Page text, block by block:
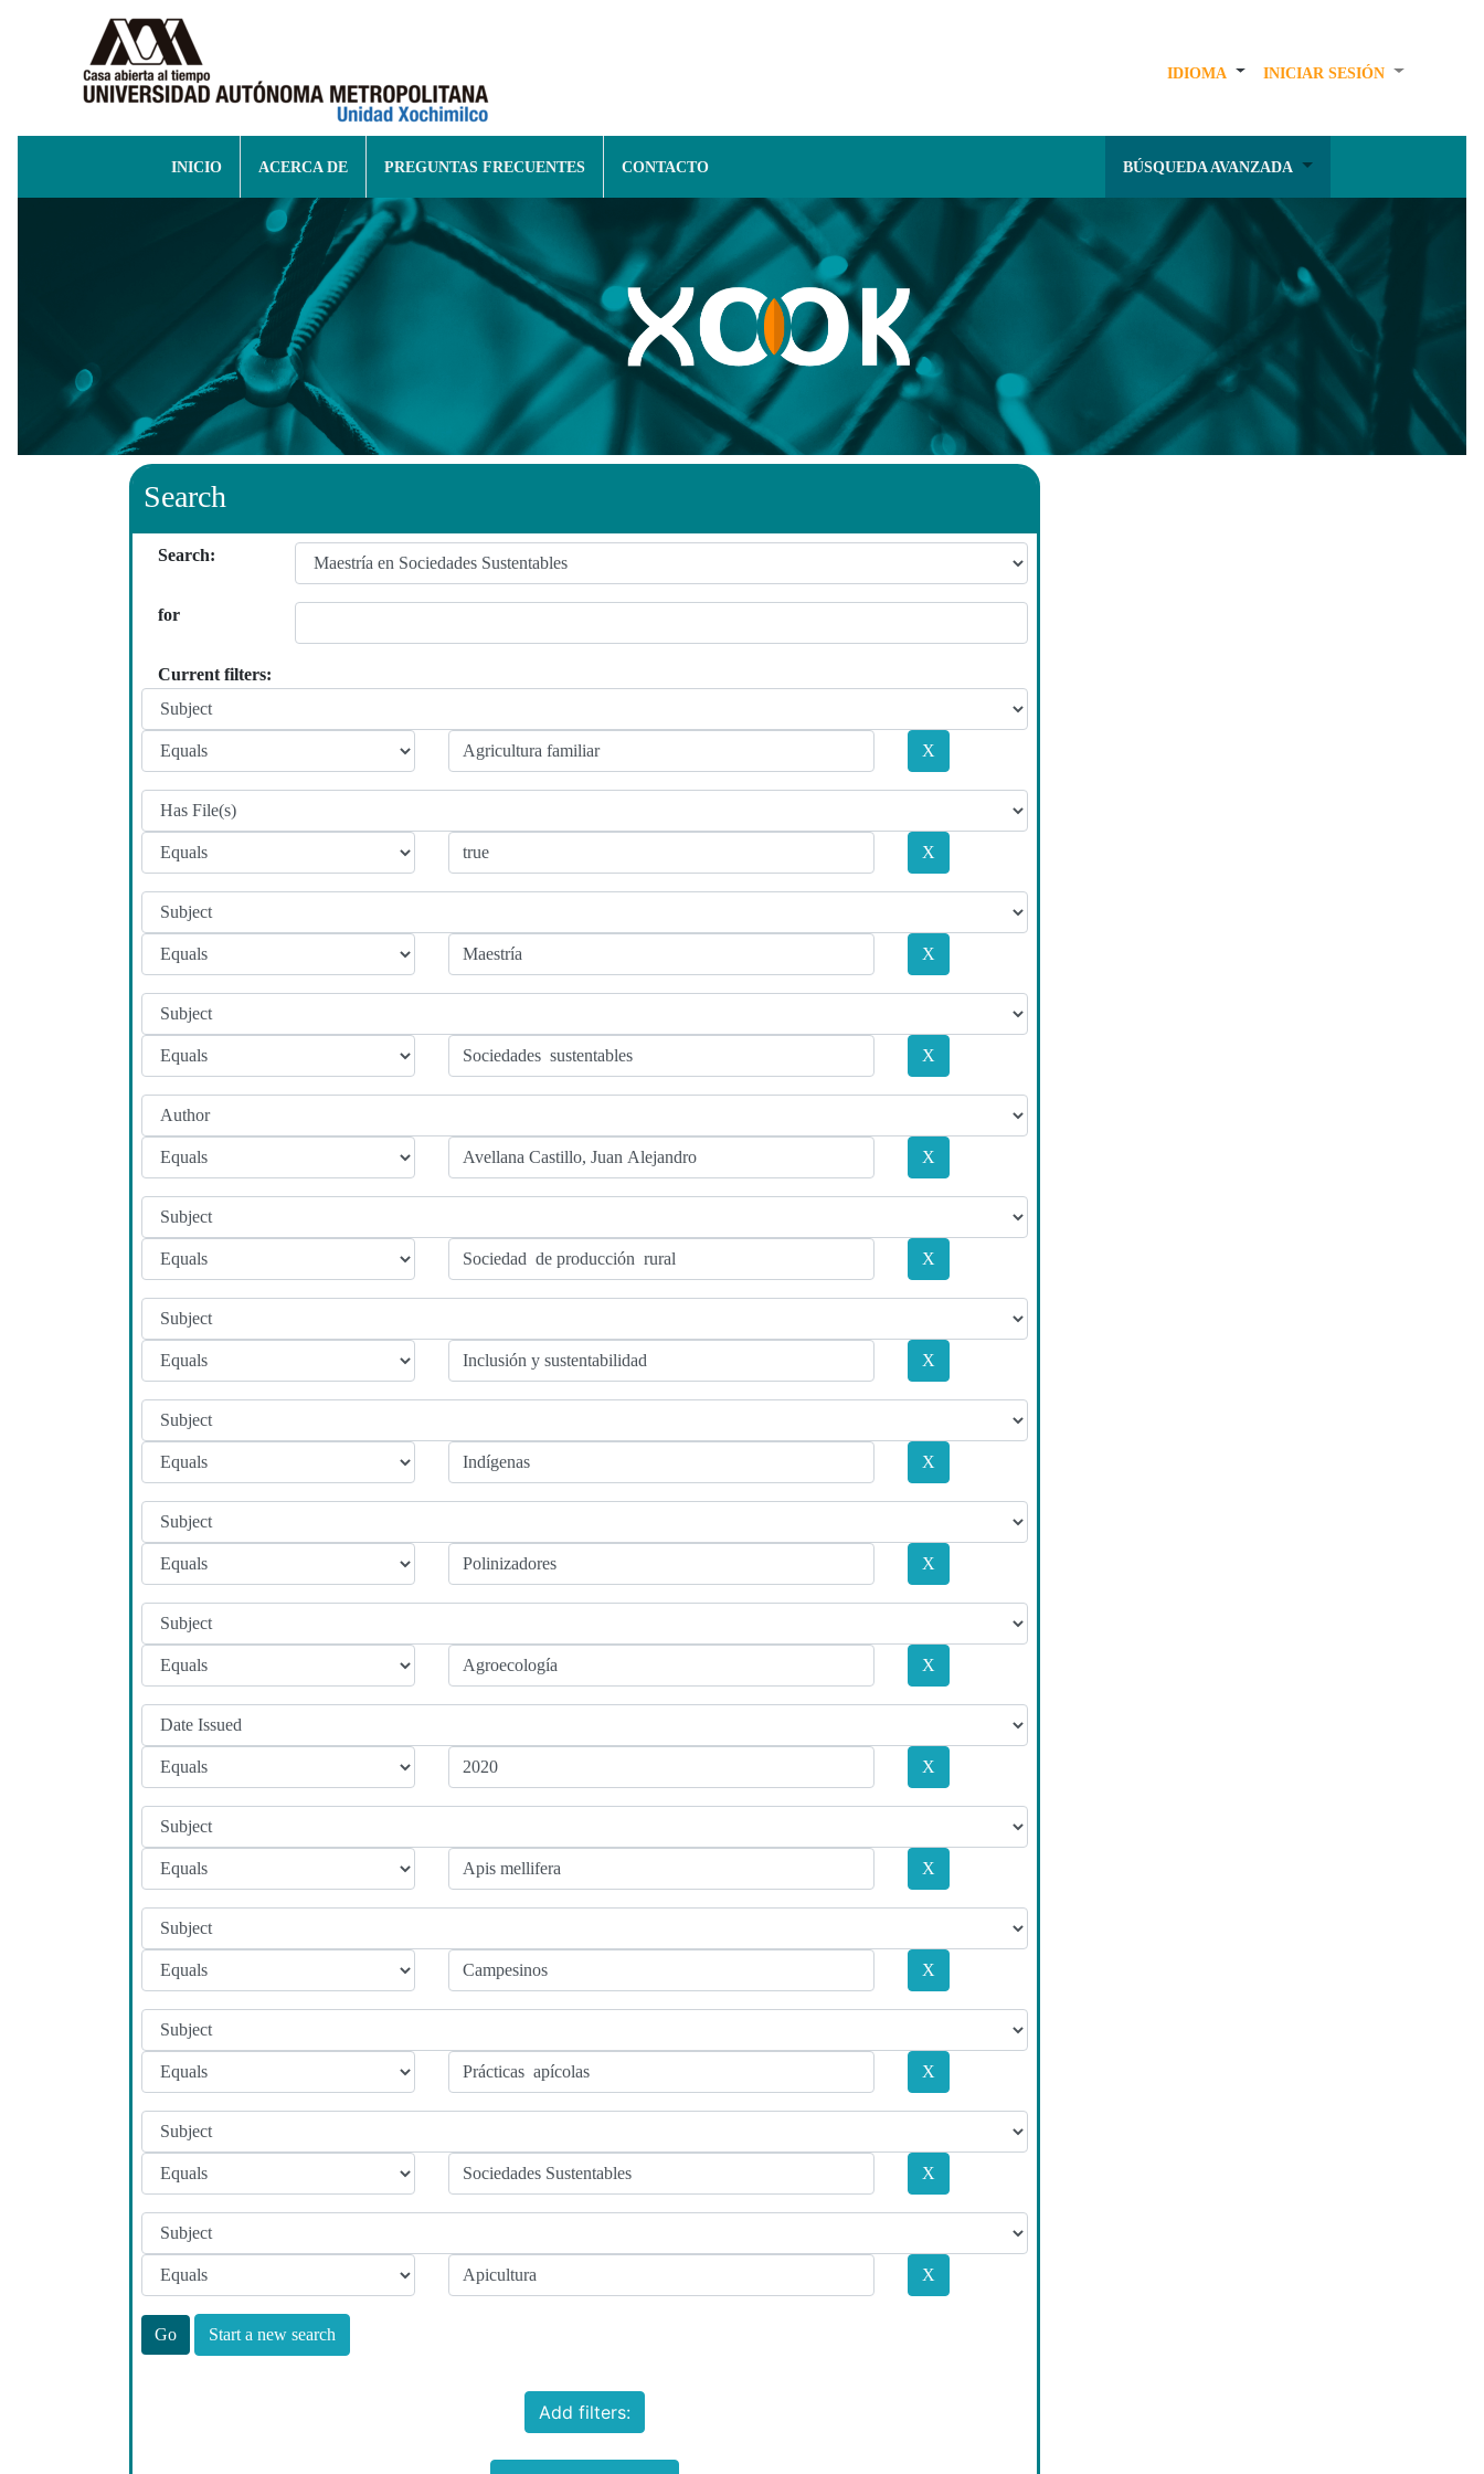
IDIOMA INICIAR SESIÓN
INICIO ACERCA DE PREGUNTAS FRECUENTES CONTACTO BÚSQUEDA AVANZADA
Search
Search:
for
Current filters:
Start a new search
Add filters: